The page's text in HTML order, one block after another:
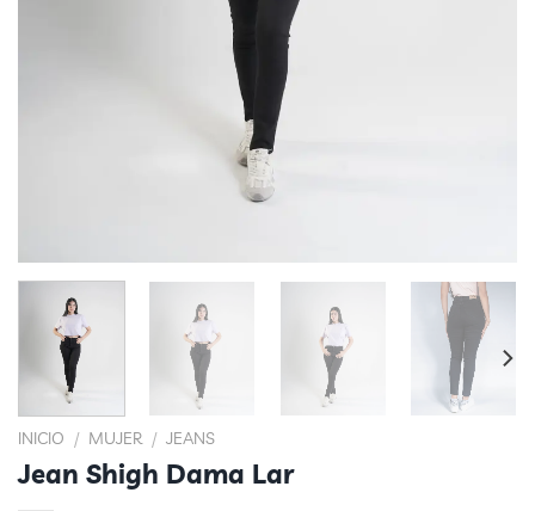
INICIO / MUJER / JEANS
Jean Shigh Dama Lar